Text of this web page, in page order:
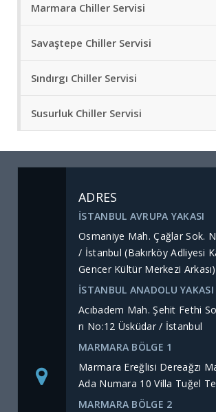
Marmara Chiller Servisi
Savaştepe Chiller Servisi
Sındırgı Chiller Servisi
Susurluk Chiller Servisi
ADRES
İSTANBUL AVRUPA YAKASI
Osmaniye Mah. Çağlar Sok.
/ İstanbul (Bakırköy Adliyesi
Gencer Kültür Merkezi Arkası)
İSTANBUL ANADOLU YAKASI
Acıbadem Mah. Şehit Fethi
rı No:12 Üsküdar / İstanbul
MARMARA BÖLGE 1
Marmara Ereğlisi Dereağzı
Ada Numara 10 Villa Tuğel
MARMARA BÖLGE 2